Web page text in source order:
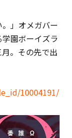
」オメガバー
園ボーイズラ
。その先で出
10004191/